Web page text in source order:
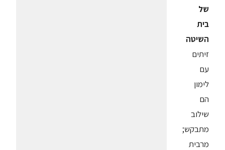
של
בית
השיטה
זיתים
עם
לימון
הם
שילוב
מתבקש;
מרבית